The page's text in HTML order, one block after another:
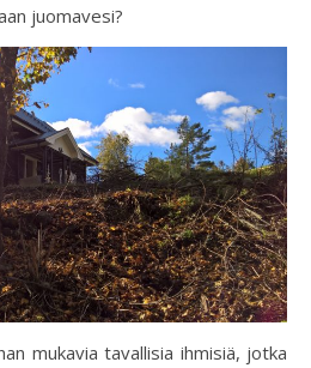
juomavesi?
mukavia tavallisia ihmisiä, jotka